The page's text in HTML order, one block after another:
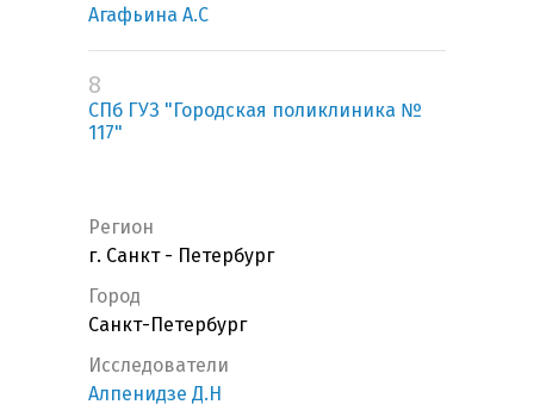
Агафьина А.С
8
СПб ГУЗ "Городская поликлиника №
117"
Регион
г. Санкт - Петербург
Город
Санкт-Петербург
Исследователи
Алпенидзе Д.Н